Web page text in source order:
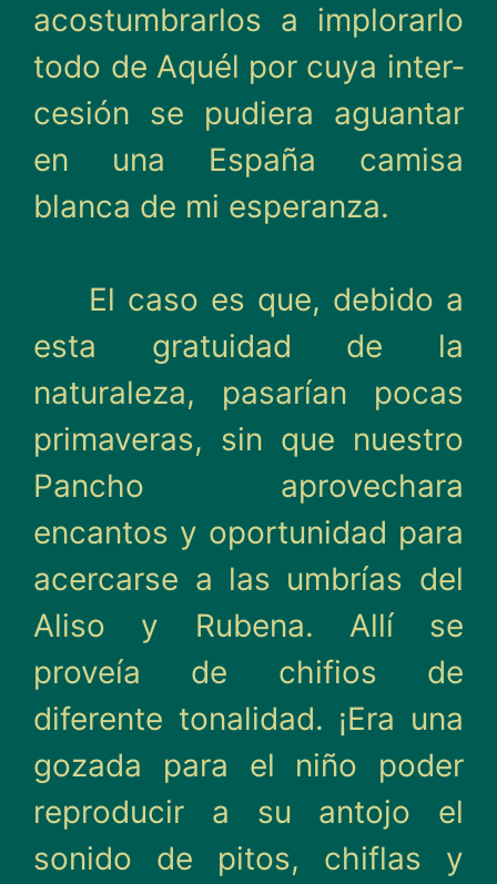
acostumbrarlos a implorarlo
todo de Aquél por cuya inter­
cesión se pudiera aguantar
en una España camisa
blanca de mi esperanza.
El caso es que, debido a
esta gratuidad de la
naturaleza, pasarían pocas
primaveras, sin que nuestro
Pancho apro­vechara
encantos y oportuni­dad para
acercarse a las umbrías del
Aliso y Rubena. Allí se
proveía de chifios de
diferente tonalidad. ¡Era una
gozada para el niño poder
reproducir a su antojo el
soni­do de pitos, chiflas y